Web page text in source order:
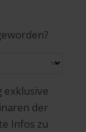
exklusive
der
Infos zu